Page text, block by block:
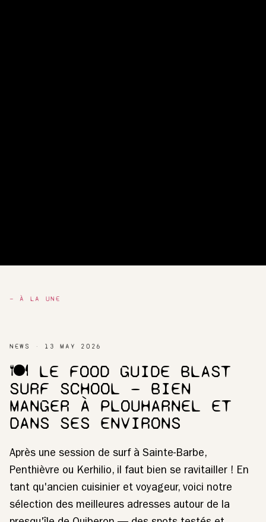
— À LA UNE
NEWS 13 MAY 2026
🍽️ LE FOOD GUIDE BLAST
SURF SCHOOL — BIEN
MANGER À PLOUHARNEL ET
DANS SES ENVIRONS
Après une session de surf à Sainte-Barbe,
Penthièvre ou Kerhilio, il faut bien se ravitailler ! En
tant qu'ancien cuisinier et voyageur, voici notre
sélection des meilleures adresses autour de la